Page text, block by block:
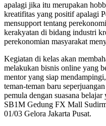
apalagi jika itu merupakan
kreatifitas yang positif apalagi
mensupport tentang
kerakyatan di bidang industri
perekonomian masyarakat
Kegiatan di kelas akan
melakukan bisnis online yang
mentor yang siap
teman-teman baru
pemula dengan suasana
SB1M Gedung FX Mall
01/03 Gelora Jakarta Pusat.